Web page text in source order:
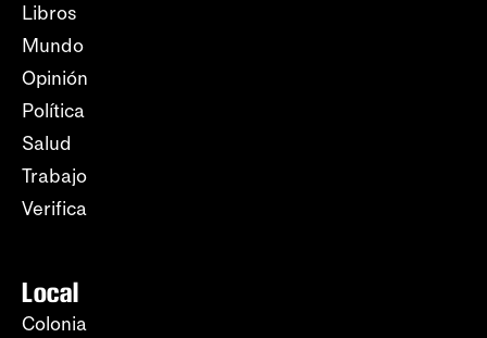
Libros
Mundo
Opinión
Política
Salud
Trabajo
Verifica
Local
Colonia